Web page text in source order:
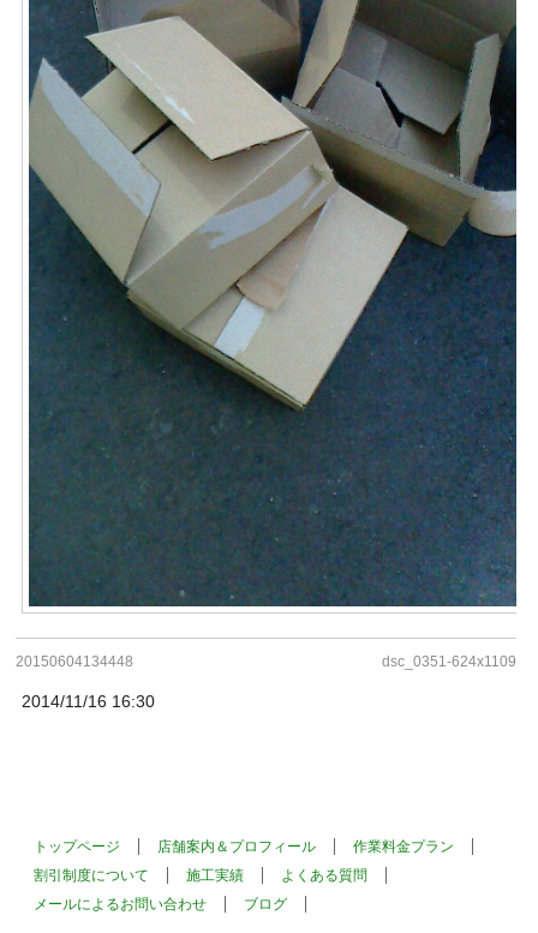
20150604134448 dsc_0351-624x1109
2014/11/16 16:30
トップページ 店舗案内＆プロフィール
作業料金プラン
割引制度について
施工実績
よくある質問
メールによるお問い合わせ
ブログ